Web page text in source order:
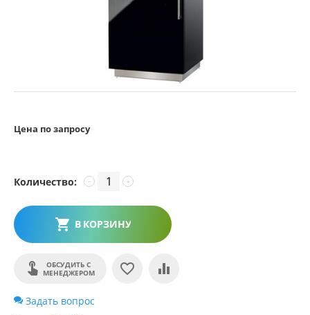
Цена по запросу
Количество: +
−
В КОРЗИНУ
ОБСУДИТЬ С
МЕНЕДЖЕРОМ
Задать вопрос